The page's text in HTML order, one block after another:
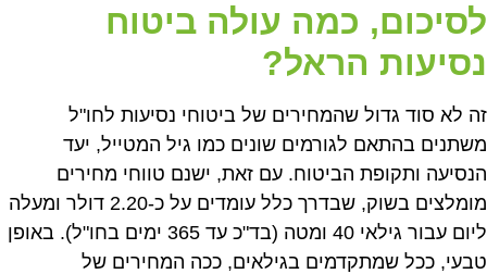
לסיכום, כמה עולה ביטוח
נסיעות הראל?
זה לא סוד גדול שהמחירים של ביטוחי נסיעות לחו"ל
משתנים בהתאם לגורמים שונים כמו גיל המטייל, יעד
הנסיעה ותקופת הביטוח. עם זאת, ישנם טווחי מחירים
מומלצים בשוק, שבדרך כלל עומדים על כ-2.20 דולר ומעלה
ליום עבור גילאי 40 ומטה (בד"כ עד 365 ימים בחו"ל). באופן
טבעי, ככל שמתקדמים בגילאים, ככה המחירים של